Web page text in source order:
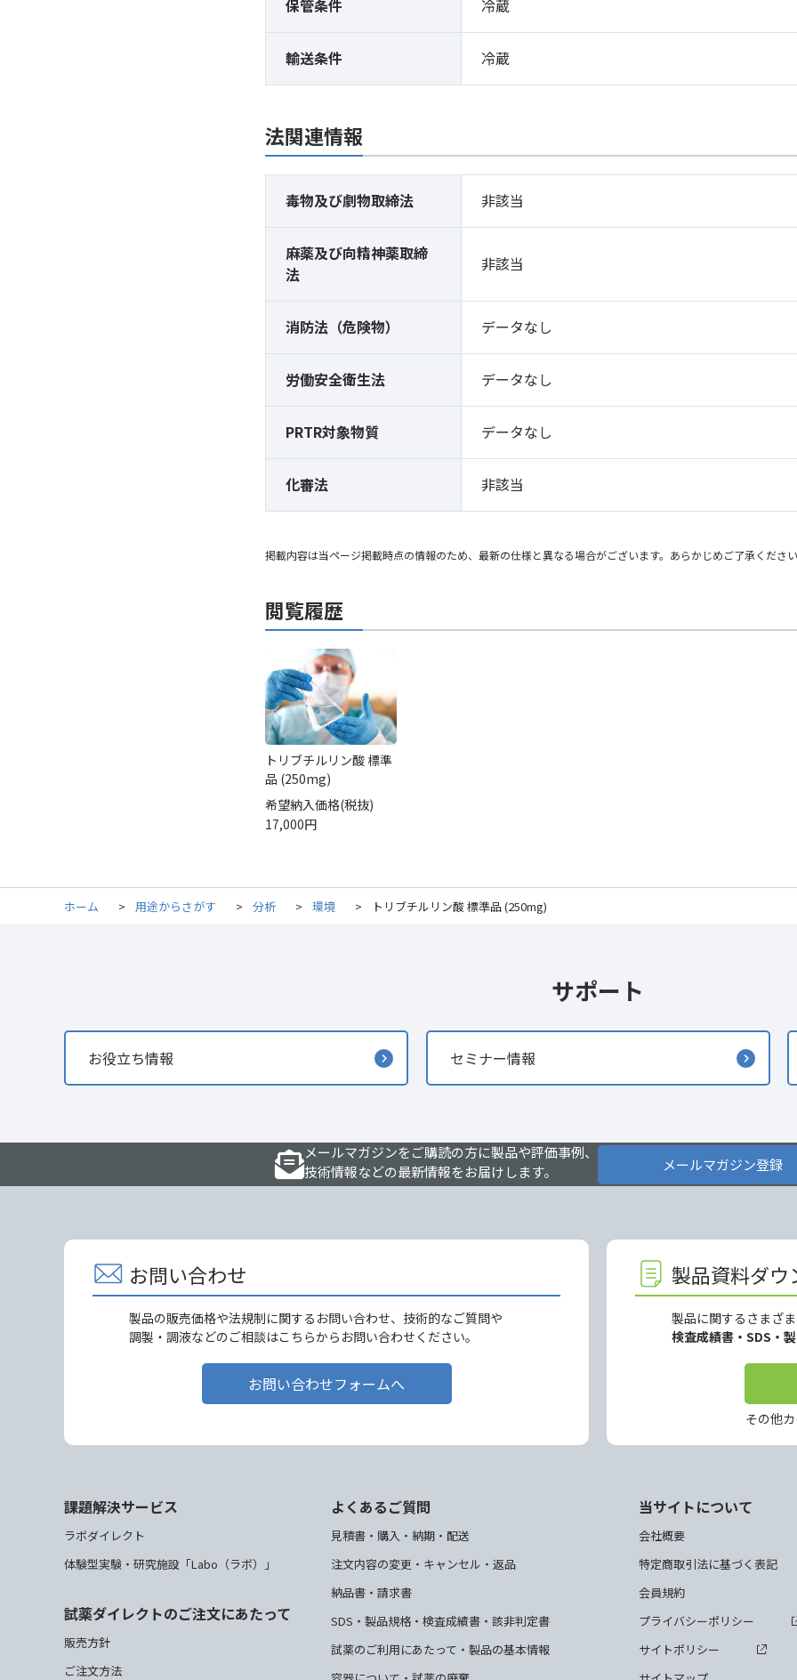
保管条件 冷蔵
輸送条件 冷蔵
法関連情報
毒物及び劇物取締法 非該当
麻薬及び向精神薬取締
法
非該当
消防法（危険物） データなし
労働安全衛生法 データなし
PRTR対象物質 データなし
化審法 非該当
掲載内容は当ページ掲載時点の情報のため、最新の仕様と異なる場合がございます。あらかじめご了承くださ
閲覧履歴
トリブチルリン酸 標準
品 (250mg)
希望納入価格(税抜)
17,000円
ホーム > 用途からさがす > 分析 > 環境 > トリブチルリン酸 標準品 (250mg)
サポート
お役立ち情報 セミナー情報
メールマガジンをご購読の方に製品や評価事例、
技術情報などの最新情報をお届けします。
メールマガジン登録
お問い合わせ
製品の販売価格や法規制に関するお問い合わせ、技術的なご質問や
調製・調液などのご相談はこちらからお問い合わせください。
お問い合わせフォームへ
製品資料ダウ
製品に関するさまざ
検査成績書・SDS・
その他
課題解決サービス
ラボダイレクト
体験型実験・研究施設「Labo（ラボ）」
試薬ダイレクトのご注文にあたって
販売方針
ご注文方法
よくあるご質問
見積書・購入・納期・配送
注文内容の変更・キャンセル・返品
納品書・請求書
SDS・製品規格・検査成績書・該非判定書
試薬のご利用にあたって・製品の基本情報
当サイトについて
会社概要
特定商取引法に基づく表記
会員規約
プライバシーポリシー
サイトポリシー